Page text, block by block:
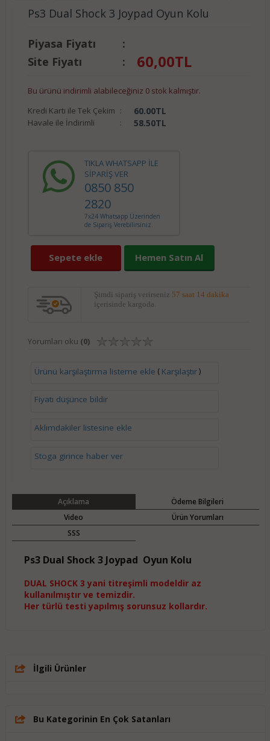
Ps3 Dual Shock 3 Joypad Oyun Kolu
Piyasa Fiyatı
:
Site Fiyatı
: 60,00TL
Bu ürünü indirimli alabileceğiniz 0 stok kalmıştır.
Kredi Kartı ile Tek Çekim : 60.00TL
Havale ile İndirimli : 58.50TL
TIKLA WHATSAPP İLE
SİPARİŞ VER
0850 850
2820
7x24 Whatsapp Üzerinden
de Sipariş Verebilirsiniz.
Sepete ekle Hemen Satın Al
Şimdi sipariş verirseniz 57 saat 14 dakika
içerisinde kargoda.
Yorumları oku (0)
Ürünü karşılaştırma listeme ekle ( Karşılaştır)
Fiyatı düşünce bildir
Aklımdakiler listesine ekle
Stoga girince haber ver
Açıklama
Ödeme Bilgileri
Video
Ürün Yorumları
SSS
Ps3 Dual Shock 3 Joypad Oyun Kolu
DUAL SHOCK 3 yani titreşimli modeldir az
kullanılmıştır ve temizdir.
Her türlü testi yapılmış sorunsuz kollardır.
İlgili Ürünler
Bu Kategorinin En Çok Satanları